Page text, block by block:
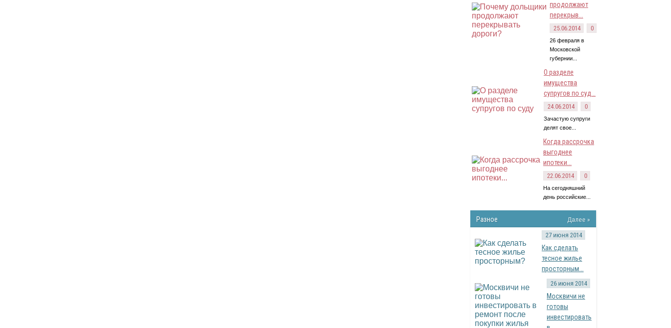
продолжают
перекрыв...
25.06.2014 0
26 февраля в
Московской
губернии...
О разделе
имущества
супругов по суд...
24.06.2014 0
Зачастую супруги
делят свое...
Когда рассрочка
выгоднее
ипотеки...
22.06.2014 0
На сегодняшний
день российские...
Разное Далее »
27 июня 2014
Как сделать
тесное жилье
просторным...
26 июня 2014
Москвичи не
готовы
инвестировать